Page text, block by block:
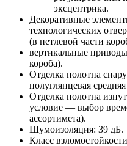
эксцентрика.
Декоративные
технологических
(в петлевой части
вертикальные
короба).
Отделка полотна
полуглянцевая
Отделка полотна
условие — выбор
ассортимета).
Шумоизоляция: 39 дБ.
Класс